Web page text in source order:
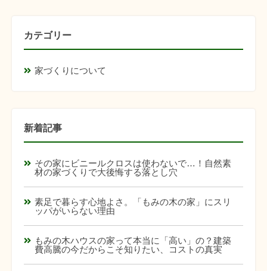
カテゴリー
家づくりについて
新着記事
その家にビニールクロスは使わないで…！自然素
材の家づくりで大後悔する落とし穴
素足で暮らす心地よさ。「もみの木の家」にスリ
ッパがいらない理由
もみの木ハウスの家って本当に「高い」の？建築
費高騰の今だからこそ知りたい、コストの真実